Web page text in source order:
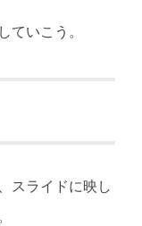
いこう。
スライドに映し